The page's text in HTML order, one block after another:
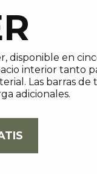
disponible en
interior tanto
Las barras
adicionales.